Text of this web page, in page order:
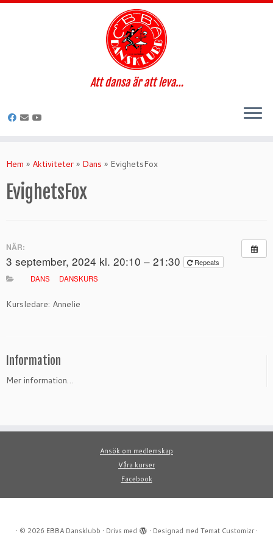
till
Att dansa är att leva…
Hem » Aktiviteter » Dans » EvighetsFox
EvighetsFox
NÄR:
3 september, 2024 kl. 20:10 – 21:30
Repeats
DANS
DANSKURS
Kursledare: Annelie
Information
Mer information…
Ansök om medlemskap
Våra kurser
Facebook
· © 2026 EBBA Dansklubb · Drivs med · Designad med Temat Customizr·